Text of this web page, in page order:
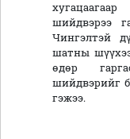
шийдвэрээ
Чингэлтэй
шатны
өдөр
шийдвэрийг
гэжээ.